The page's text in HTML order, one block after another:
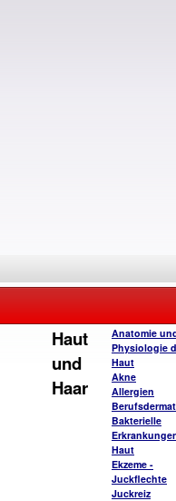
Haut
und
Haar
Anatomie
Physiologie
Haut
Akne
Allergien
Bakterielle
Haut
Ekzeme -
Juckflechte
Juckreiz